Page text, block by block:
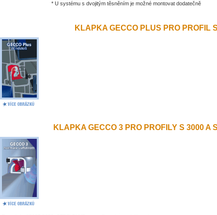
* U systému s dvojitým těsněním je možné montovat dodatečně
KLAPKA GECCO PLUS PRO PROFIL
KLAPKA GECCO 3 PRO PROFILY S 3000 A